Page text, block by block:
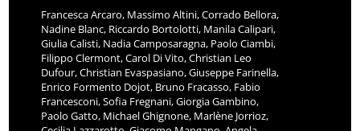
Francesca Arcaro, Massimo Altini, Corrado Bellora,
Nadine Blanc, Riccardo Bortolotti, Manila Calipari,
Giulia Calisti, Nadia Camposaragna, Paolo Ciambi,
Filippo Clermont, Carol Di Vito, Christian Leo
Dufour, Christian Evaspasiano, Giuseppe Farinella,
Enrico Formento Dojot, Bruno Fracasso, Fabio
Francesconi, Sofia Fregnani, Giorgia Gambino,
Paolo Gatto, Michael Ghignone, Marlène Jorrioz,